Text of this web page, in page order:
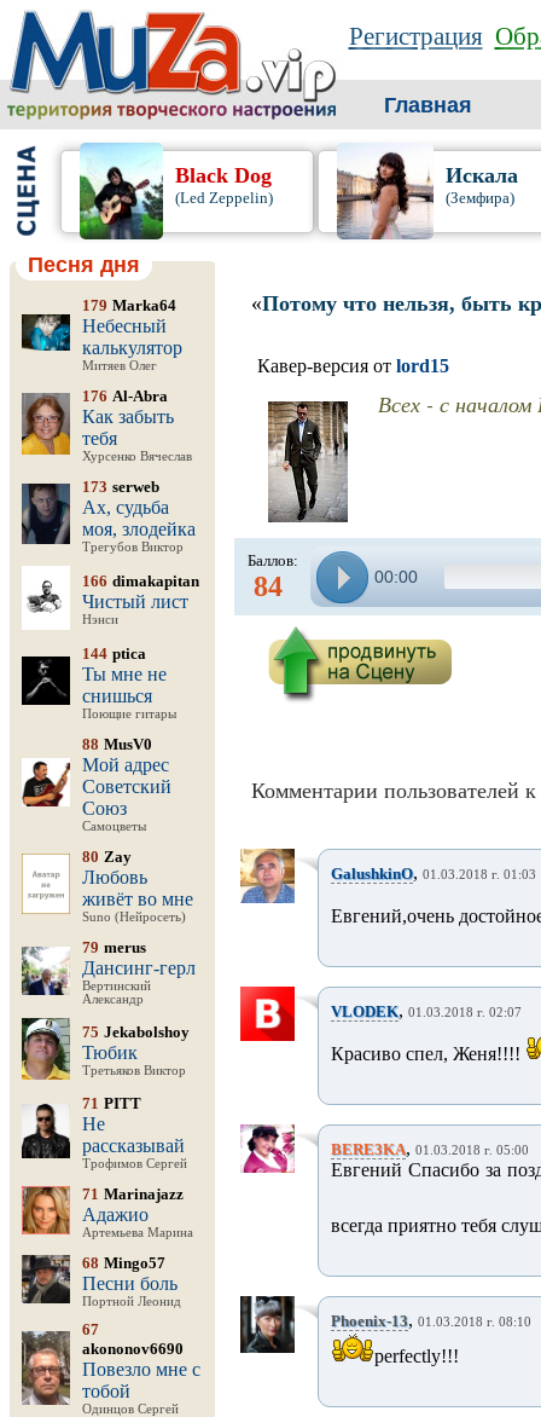
Регистрация
Главная
Black Dog
(Led Zeppelin)
Искала
(Земфира)
Песня дня
179 Marka64
Небесный
калькулятор
Митяев Олег
176 Al-Abra
Как забыть
тебя
Хурсенко Вячеслав
173 serweb
Ах, судьба
моя, злодейка
Трегубов Виктор
166 dimakapitan
Чистый лист
Нэнси
144 ptica
Ты мне не
снишься
Поющие гитары
88 MusV0
Мой адрес
Советский
Союз
Самоцветы
80 Zay
Любовь
живёт во мне
Suno (Нейросеть)
79 merus
Дансинг-герл
Вертинский
Александр
75 Jekabolshoy
Тюбик
Третьяков Виктор
71 PITT
Не
рассказывай
Трофимов Сергей
71 Marinajazz
Адажио
Артемьева Марина
68 Mingo57
Песни боль
Портной Леонид
67
akononov6690
Повезло мне с
тобой
Одинцов Сергей
«Потому что нельзя, быть
Кавер-версия от lord15
Всех - с
Баллов:
84 00:00
Комментарии пользователей
GalushkinO, 01.03.2018 г. 01:03
Евгений,очень
VLODEK, 01.03.2018 г. 02:07
Красиво спел, Женя!!!!
BERE3KA, 01.03.2018 г. 05:00
Евгений Спасибо за
всегда приятно тебя
Phoenix-13, 01.03.2018 г. 08:10
perfectly!!!